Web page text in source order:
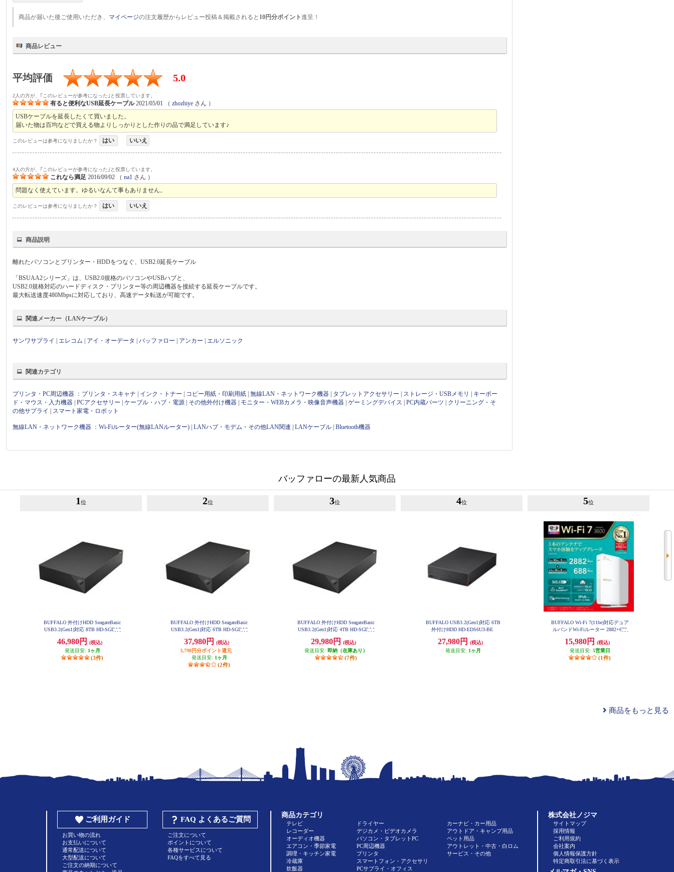
商品が届いた後ご使用いただき、 マイページの注文履歴からレビュー投稿＆掲載されると 10円分ポイント進呈！
商品レビュー
平均評価 5.0
2人の方が、｢このレビューが参考になった｣と投票しています。
有ると便利なUSB延長ケーブル 2021/05/01 （zhozhiye さん ）
USBケーブルを延長したくて買いました。
届いた物は百均などで買える物よりしっかりとした作りの品で満足しています♪
このレビューは参考になりましたか？ はい いいえ
4人の方が、｢このレビューが参考になった｣と投票しています。
これなら満足 2016/09/02 （na1 さん ）
問題なく使えています。ゆるいなんて事もありません。
このレビューは参考になりましたか？ はい いいえ
商品説明
離れたパソコンとプリンター・HDDをつなぐ、USB2.0延長ケーブル
「BSUAA2シリーズ」は、USB2.0規格のパソコンやUSBハブと、
USB2.0規格対応のハードディスク・プリンター等の周辺機器を接続する延長ケーブルです。
最大転送速度480Mbpsに対応しており、高速データ転送が可能です。
関連メーカー（LANケーブル）
サンワサプライ エレコム アイ・オーデータ |バッファロー アンカー エルソニック
関連カテゴリ
プリンタ・PC周辺機器 ： プリンタ・スキャナ インク・トナー コピー用紙・印刷用紙 |無線LAN・ネットワーク機器 タブレットアクセサリー ストレージ・USBメモリ
キーボー
ド・マウス・入力機器 |PCアクセサリー |ケーブル・ハブ・電源 その他外付け機器 モニター・WEBカメラ・映像音声機器 |ゲーミングデバイス |PC内蔵パーツ
クリーニング・そ
の他サプライ
スマート家電・ロボット
無線LAN・ネットワーク機器 ：Wi-Fiルーター(無線LANルーター) |LANハブ・モデム・その他LAN関連 |LANケーブル |Bluetooth機器
バッファローの最新人気商品
1 位
BUFFALO 外付けHDD SeagateBasic
USB3.2(Gen1)対応 8TB HD-SGDA8
46,980円
(税込)
発送目安: 1ヶ月
(3件)
2位
BUFFALO 外付けHDD SeagateBasic
USB3.2(Gen1)対応 6TB HD-SGDA6
37,980円
(税込)
3,798円分ポイント還元
発送目安: 1ヶ月
(2件)
3位
BUFFALO 外付けHDD SeagateBasic
USB3.2(Gen1)対応 4TB HD-SGDA4
29,980円
(税込)
発送目安: 即納（在庫あり）
(7件)
4位
BUFFALO USB3.2(Gen1)対応 6TB
外付けHDD HD-EDS6U3-BE
27,980円
(税込)
発送目安: 1ヶ月
5位
BUFFALO Wi-Fi 7(11be)対応デュア
ルバンドWi-Fiルーター 2882+688
H
15,980円
(税込)
発送目安: 5営業日
(1件)
商品をもっと見る
ご利用ガイド
お買い物の流れ
お支払いについて
通常配送について
大型配送について
ご注文の納期について
FAQ よくあるご質問
ご注文について
ポイントについて
各種サービスについて
FAQをすべて見る
商品カテゴリ
テレビ
レコーダー
オーディオ機器
エアコン・季節家電
調理・キッチン家電
冷蔵庫
炊飯器
ドライヤー
デジカメ・ビデオカメラ
パソコン・タブレットPC
PC周辺機器
プリンタ
スマートフォン・アクセサリ
PCサプライ・オフィス
カーナビ・カー用品
アウトドア・キャンプ用品
ペット用品
アウトレット・中古・白ロム
サービス・その他
株式会社ノジマ
サイトマップ
採用情報
ご利用規約
会社案内
個人情報保護方針
特定商取引法に基づく表示